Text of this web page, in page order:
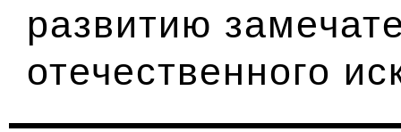
развитию
отечественного